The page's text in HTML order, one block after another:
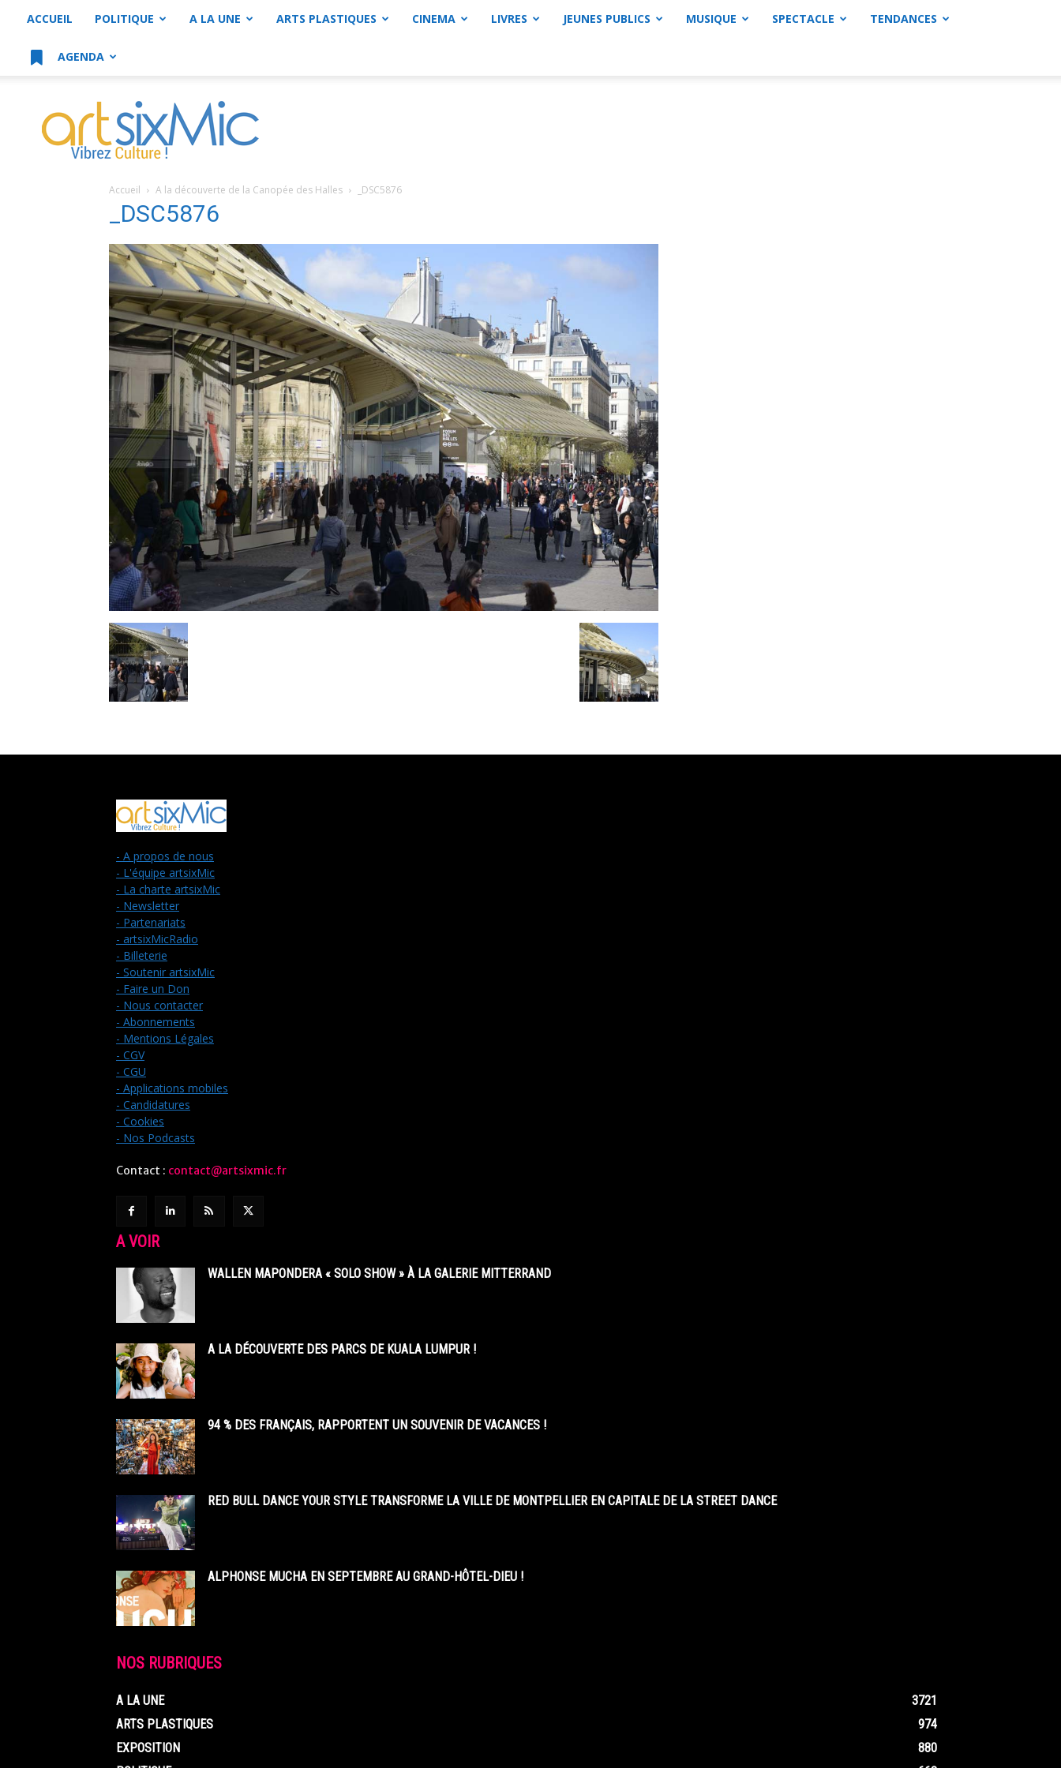
ACCUEIL POLITIQUE A LA UNE ARTS PLASTIQUES CINEMA LIVRES JEUNES PUBLICS MUSIQUE SPECTACLE TENDANCES
AGENDA
artsixMic
Accueil A la découverte de la Canopée des Halles _DSC5876
_DSC5876
- A propos de nous
- L'équipe artsixMic
- La charte artsixMic
- Newsletter
- Partenariats
- artsixMicRadio
- Billeterie
- Soutenir artsixMic
- Faire un Don
- Nous contacter
- Abonnements
- Mentions Légales
- CGV
- CGU
- Applications mobiles
- Candidatures
- Cookies
- Nos Podcasts
Contact : contact@artsixmic.fr
A VOIR
WALLEN MAPONDERA « SOLO SHOW » À LA GALERIE MITTERRAND
A LA DÉCOUVERTE DES PARCS DE KUALA LUMPUR !
94 % DES FRANÇAIS, RAPPORTENT UN SOUVENIR DE VACANCES !
RED BULL DANCE YOUR STYLE TRANSFORME LA VILLE DE MONTPELLIER EN CAPITALE DE LA STREET DANCE
ALPHONSE MUCHA EN SEPTEMBRE AU GRAND-HÔTEL-DIEU !
NOS RUBRIQUES
A LA UNE
3721
ARTS PLASTIQUES
974
EXPOSITION
880